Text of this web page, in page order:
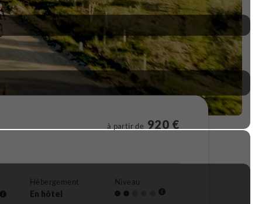
à partir de 920 €
Hébergement
En hôtel
Niveau